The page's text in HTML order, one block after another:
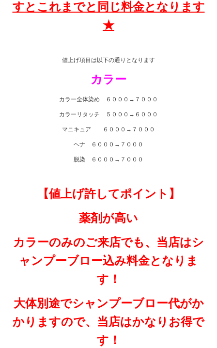
すとこれまでと同じ料金となります
★
値上げ項目は以下の通りとなります
カラー
カラー全体染め ６０００→７０００
カラーリタッチ ５０００→６０００
マニキュア ６０００→７０００
ヘナ ６０００→７０００
脱染 ６０００→７０００
【値上げ許してポイント】
薬剤が高い
カラーのみのご来店でも、当店はシ
ャンプーブロー込み料金となりま
す！
大体別途でシャンプーブロー代がか
かりますので、当店はかなりお得で
す！